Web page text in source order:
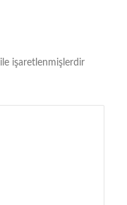
ile işaretlenmişlerdir